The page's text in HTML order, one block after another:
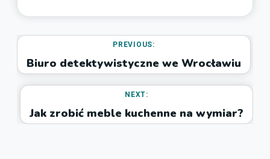
PREVIOUS:
Biuro detektywistyczne we Wrocławiu
NEXT:
Jak zrobić meble kuchenne na wymiar?